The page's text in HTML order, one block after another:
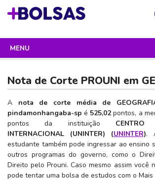
Sua mochila está vazia!
MENU
ENEM
Enem 2026 - Tudo o que você precisa
Enem – O que é
Enem – Quem pode fazer
Enem – Para que serve
Enem – Como se preparar
SISU
Sisu 2026 – Tudo o que você precisa saber
SISU – O que é
SISU – Quem pode participar
PROUNI
Prouni 2026 – Tudo o que você precisa
Prouni – O que é
FIES
Fies e P-Fies 2026 – Tudo o que você
PRONATEC
Nota de Corte PROUNI em
A nota de corte média de
pindamonhangaba-sp é 525,02pontos, a
pontos da instituição CENTRO
INTERNACIONAL (UNINTER) (UNINTER).
estudante também pode ingressar ao ensino
outros programas do governo, como o
Direito pelo Prouni. Caso mesmo assim você
pode tentar uma bolsa de estudos com o Mais